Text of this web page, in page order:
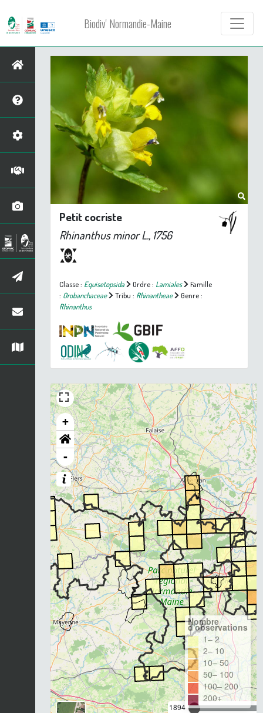
Biodiv' Normandie-Maine
Petit cocriste
Rhinanthus minorL., 1756
Classe : Equisetopsida Ordre : Lamiales
Famille
: Orobanchaceae Tribu : Rhinantheae
Genre :
Rhinanthus
+
-
1894
Nombre
d'observations
1– 2
2– 10
10– 50
50– 100
100– 200
200+